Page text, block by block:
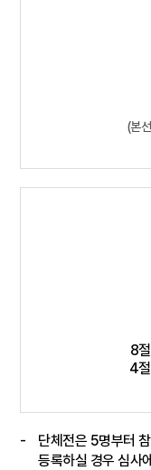
(본
8
4
-
단체전은 5명부터
등록하실 경우 심사